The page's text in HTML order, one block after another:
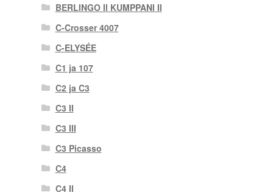
BERLINGO II KUMPPANI II
C-Crosser 4007
C-ELYSÉE
C1 ja 107
C2 ja C3
C3 II
C3 III
C3 Picasso
C4
C4 II